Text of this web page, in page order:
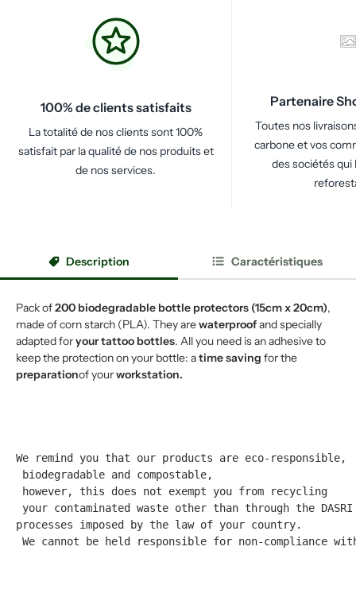
100% de clients satisfaits
La totalité de nos clients sont 100%
satisfait par la qualité de nos produits et
de nos services.
Partenaire
Toutes nos
carbone et vos
des sociétés
Description Caractéristiques
Pack of200 biodegradable bottle protectors (15cm x 20cm),
made of corn starch (PLA). They arewaterproofand specially
adapted foryour tattoo bottles. All you need is an adhesive to
keep the protection on your bottle: atime saving for the
preparationof yourworkstation.
We remind you that our products are eco-responsible,
biodegradable and compostable,
however, this does not exempt you from recycling
your contaminated waste other than through the DASRI
processes imposed by the law of your country.
We cannot be held responsible for non-compliance